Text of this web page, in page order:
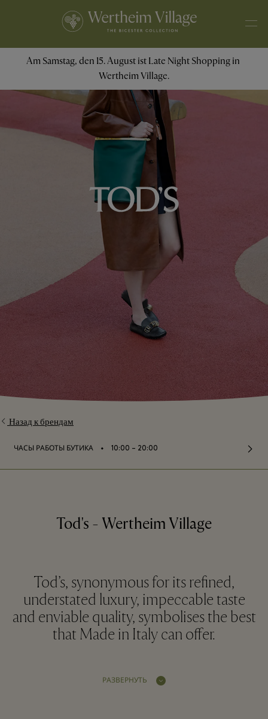
Am Samstag, den 15. August ist Late Night Shopping in
Wertheim Village.
Назад к брендам
ЧАСЫ РАБОТЫ БУТИКА ⬩ 10:00 – 20:00
Tod's - Wertheim Village
Tod’s, synonymous for its refined,
understated luxury, impeccable taste
and enviable quality, symbolises the best
that Made in Italy can offer.
РАЗВЕРНУТЬ